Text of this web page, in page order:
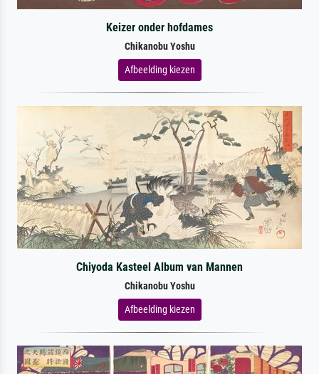
Keizer onder hofdames
Chikanobu Yoshu
Afbeelding kiezen
Chiyoda Kasteel Album van Mannen
Chikanobu Yoshu
Afbeelding kiezen